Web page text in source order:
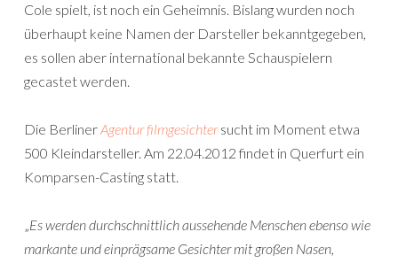
Cole spielt, ist noch ein Geheimnis. Bislang wurden noch
überhaupt keine Namen der Darsteller bekanntgegeben,
es sollen aber international bekannte Schauspielern
gecastet werden.
Die BerlinerAgentur filmgesichtersucht im Moment etwa
500 Kleindarsteller. Am 22.04.2012 findet in Querfurt ein
Komparsen-Casting statt.
„Es werden durchschnittlich aussehende Menschen ebenso wie
markante und einprägsame Gesichter mit großen Nasen,